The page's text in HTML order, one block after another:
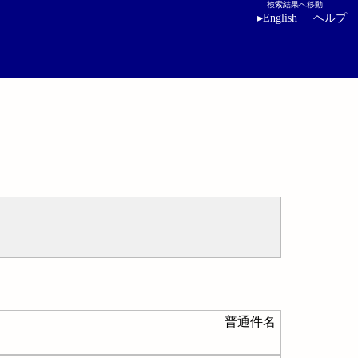
検索結果へ移動
▸English ヘルプ
普通件名